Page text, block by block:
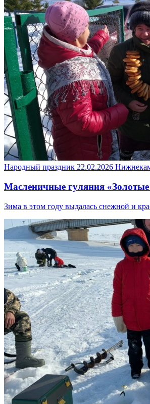
Народный праздник 22.02.2026
Масленичные гуляния «Золотые
Зима в этом году выдалась снежной и